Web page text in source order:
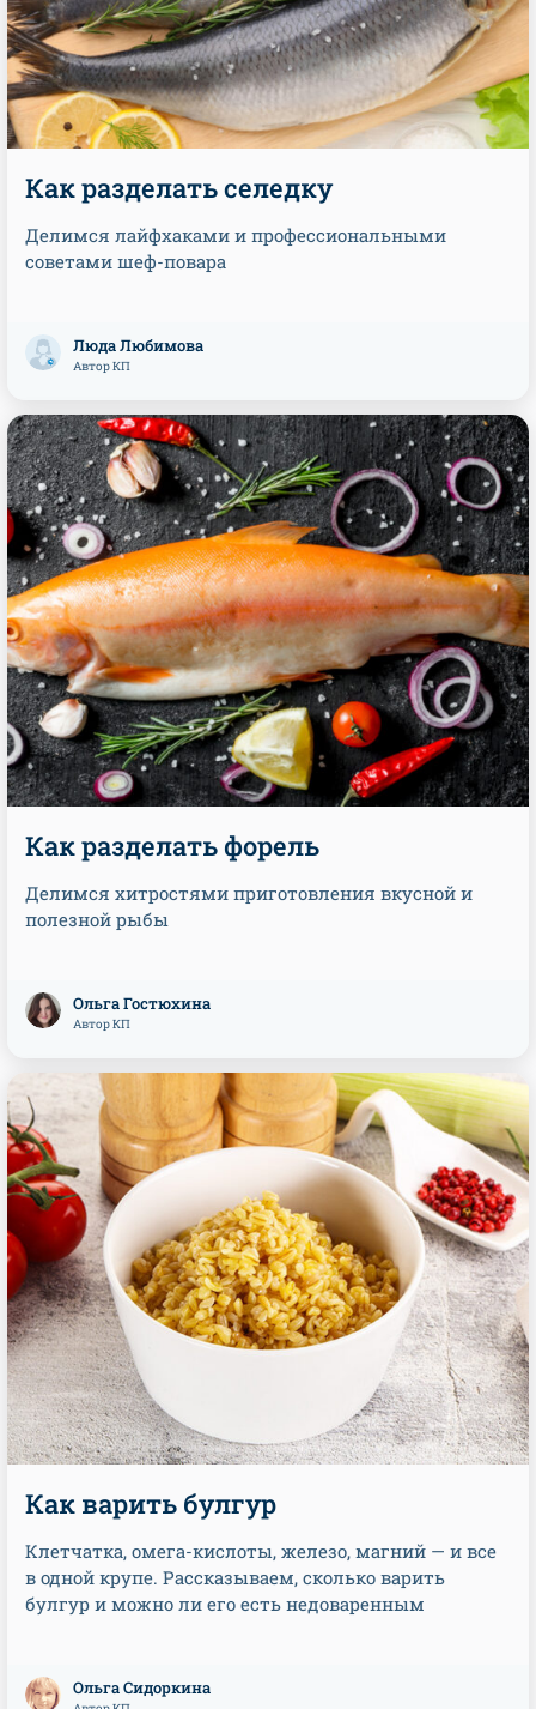
Как разделать селедку
Делимся лайфхаками и профессиональными
советами шеф-повара
Люда Любимова
Автор КП
Как разделать форель
Делимся хитростями приготовления вкусной и
полезной рыбы
Ольга Гостюхина
Автор КП
Как варить булгур
Клетчатка, омега-кислоты, железо, магний — и все
в одной крупе. Рассказываем, сколько варить
булгур и можно ли его есть недоваренным
Ольга Сидоркина